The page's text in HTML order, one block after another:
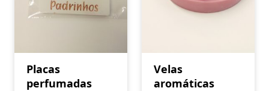
Placas
perfumadas
Velas
aromáticas